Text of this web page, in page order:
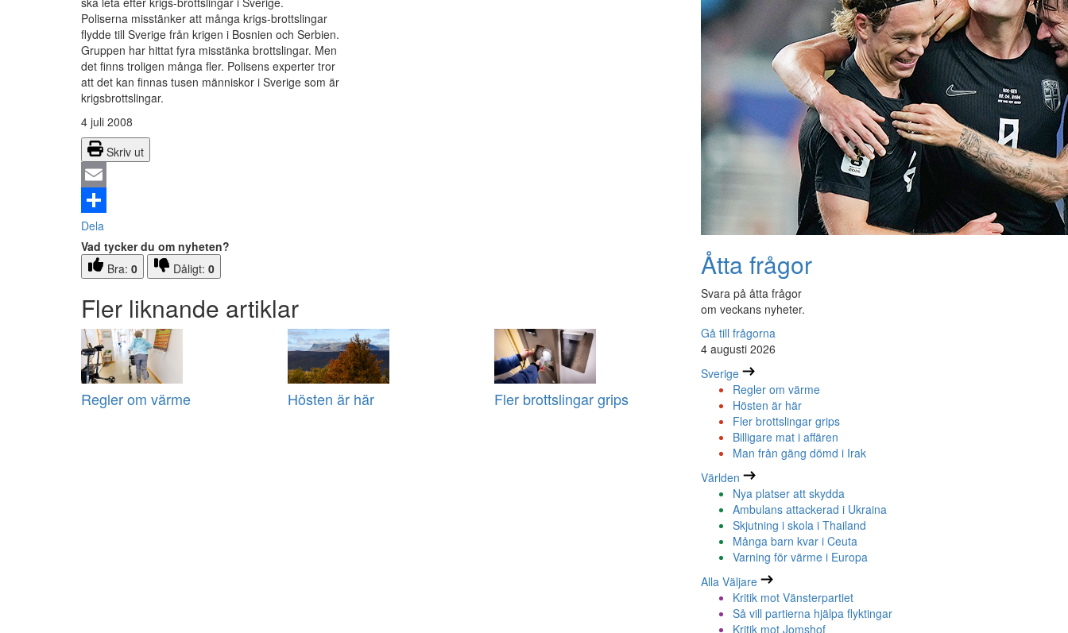
Poliserna misstänker att många krigs-brottslingar
flydde till Sverige från krigen i Bosnien och Serbien.
Gruppen har hittat fyra misstänka brottslingar. Men
det finns troligen många fler. Polisens experter tror
att det kan finnas tusen människor i Sverige som är
krigsbrottslingar.
4 juli 2008
Skriv ut
Email
Dela
Vad tycker du om nyheten?
Bra: 0 Dåligt: 0
Fler liknande artiklar
Regler om värme Hösten är här Fler brottslingar grips
Åtta frågor
Svara på åtta frågor
om veckans nyheter.
Gå till frågorna
4 augusti 2026
Sverige
Regler om värme
Hösten är här
Fler brottslingar grips
Billigare mat i affären
Man från gäng dömd i Irak
Världen
Nya platser att skydda
Ambulans attackerad i Ukraina
Skjutning i skola i Thailand
Många barn kvar i Ceuta
Varning för värme i Europa
Alla Väljare
Kritik mot Vänsterpartiet
Så vill partierna hjälpa flyktingar
Kritik mot Jomshof